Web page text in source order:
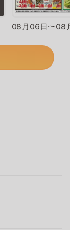
08月06日〜08